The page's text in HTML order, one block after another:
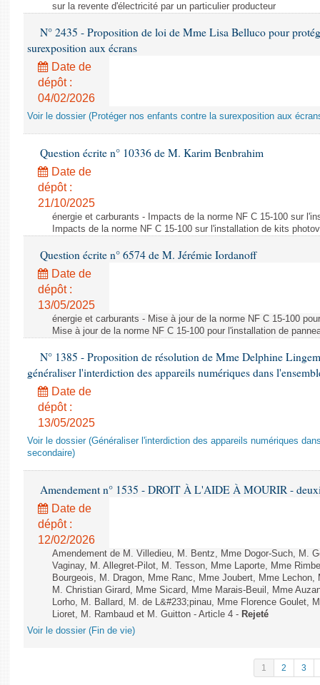
sur la revente d'électricité par un particulier producteur
N° 2435 - Proposition de loi de Mme Lisa Belluco pour
surexposition aux écrans
Date de
dépôt :
04/02/2026
Voir le dossier (Protéger nos enfants contre la surexposition aux
Question écrite n° 10336 de M. Karim Benbrahim
Date de
dépôt :
21/10/2025
énergie et carburants - Impacts de la norme NF C 15-100 sur
Impacts de la norme NF C 15-100 sur l'installation de kits
Question écrite n° 6574 de M. Jérémie Iordanoff
Date de
dépôt :
13/05/2025
énergie et carburants - Mise à jour de la norme NF C 15-100
Mise à jour de la norme NF C 15-100 pour l'installation de
N° 1385 - Proposition de résolution de Mme Delphine
généraliser l'interdiction des appareils numériques dans
Date de
dépôt :
13/05/2025
Voir le dossier (Généraliser l'interdiction des appareils numériques
secondaire)
Amendement n° 1535 - DROIT À L'AIDE À MOURIR -
Date de
dépôt :
12/02/2026
Amendement de M. Villedieu, M. Bentz, Mme Dogor-Such, M.
Vaginay, M. Allegret-Pilot, M. Tesson, Mme Laporte, Mme
Bourgeois, M. Dragon, Mme Ranc, Mme Joubert, Mme
M. Christian Girard, Mme Sicard, Mme Marais-Beuil, Mme
Lorho, M. Ballard, M. de L&#233;pinau, Mme Florence Goulet,
Lioret, M. Rambaud et M. Guitton - Article 4 - Rejeté
Voir le dossier (Fin de vie)
1 2 3